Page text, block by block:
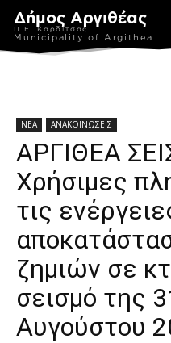
Δήμος Αργιθέας
Π.Ε. Καρδίτσας
Municipality of Argithea
ΝΕΑ ΑΝΑΚΟΙΝΩΣΕΙΣ
ΑΡΓΙΘΕΑ
Χρήσιμες
τις
ζημιών σε
σεισμό της
Αυγούστου